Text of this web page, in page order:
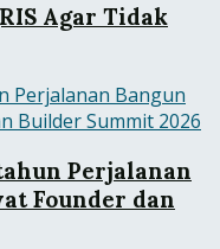
Agar Tidak
Perjalanan
Founder dan